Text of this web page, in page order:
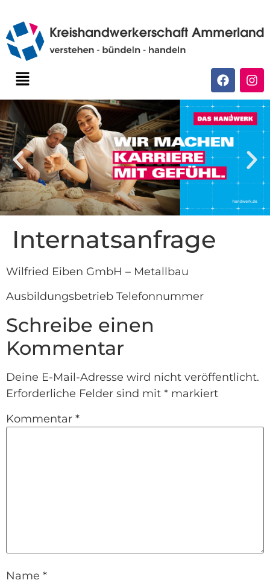
Internatsanfrage
Wilfried Eiben GmbH – Metallbau
Ausbildungsbetrieb Telefonnummer
Schreibe einen
Kommentar
Deine E-Mail-Adresse wird nicht veröffentlicht.
Erforderliche Felder sind mit * markiert
Kommentar *
Name *